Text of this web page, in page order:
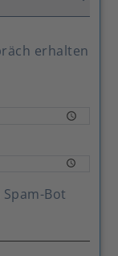
Bot